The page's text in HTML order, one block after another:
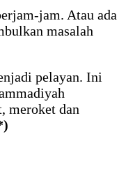
jam. Atau ada
masalah
pelayan. Ini
meroket dan